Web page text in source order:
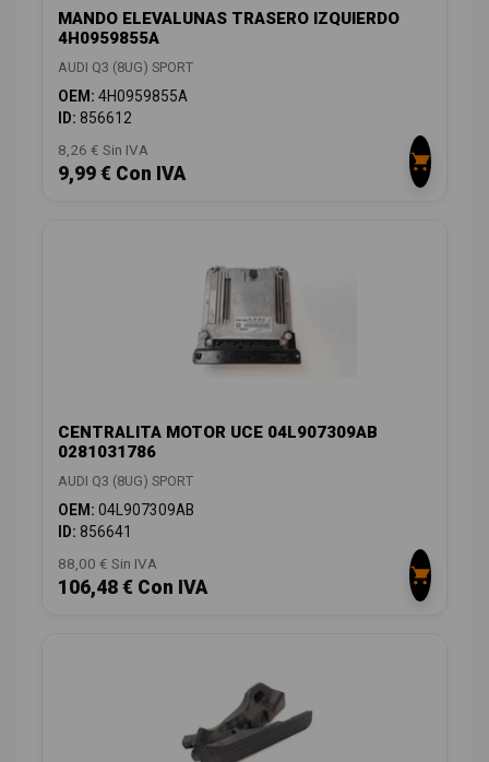
MANDO ELEVALUNAS TRASERO IZQUIERDO
4H0959855A
AUDI Q3 (8UG) SPORT
OEM: 4H0959855A
ID: 856612
8,26 € Sin IVA
9,99 € Con IVA
CENTRALITA MOTOR UCE 04L907309AB
0281031786
AUDI Q3 (8UG) SPORT
OEM: 04L907309AB
ID: 856641
88,00 € Sin IVA
106,48 € Con IVA